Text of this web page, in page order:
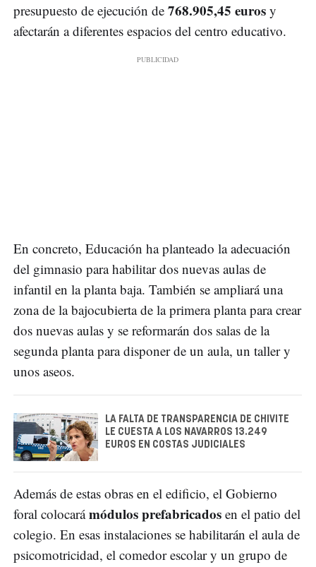
presupuesto de ejecución de 768.905,45 euros y
afectarán a diferentes espacios del centro educativo.
En concreto, Educación ha planteado la adecuación
del gimnasio para habilitar dos nuevas aulas de
infantil en la planta baja. También se ampliará una
zona de la bajocubierta de la primera planta para crear
dos nuevas aulas y se reformarán dos salas de la
segunda planta para disponer de un aula, un taller y
unos aseos.
LA FALTA DE TRANSPARENCIA DE CHIVITE
LE CUESTA A LOS NAVARROS 13.249
EUROS EN COSTAS JUDICIALES
Además de estas obras en el edificio, el Gobierno
foral colocarámódulos prefabricados en el patio del
colegio. En esas instalaciones se habilitarán el aula de
psicomotricidad, el comedor escolar y un grupo de